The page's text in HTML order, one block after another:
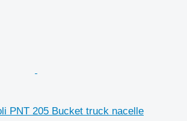
PNT 205 Bucket truck nacelle